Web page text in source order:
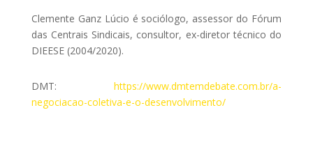
Clemente Ganz Lúcio é sociólogo, assessor do Fórum
das Centrais Sindicais, consultor, ex-diretor técnico do
DIEESE (2004/2020).
DMT:https://www.dmtemdebate.com.br/a-
negociacao-coletiva-e-o-desenvolvimento/